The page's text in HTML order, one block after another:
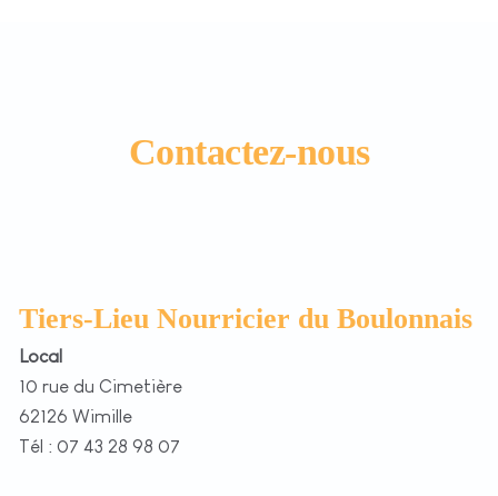
Contactez-nous
Tiers-Lieu Nourricier du Boulonnais
Local
10 rue du Cimetière
62126 Wimille
Tél : 07 43 28 98 07